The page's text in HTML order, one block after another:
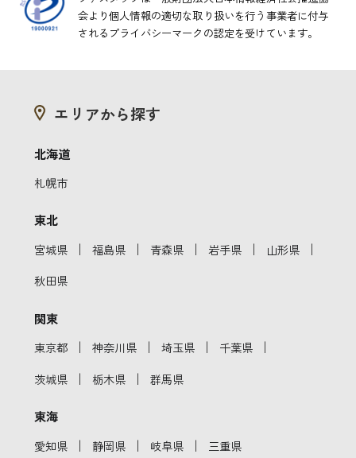
会より個人情報の適切な取り扱いを行う事業者に付与
されるプライバシーマークの認定を受けています。
エリアから探す
北海道
札幌市
東北
宮城県 ｜ 福島県 ｜ 青森県 ｜ 岩手県 ｜ 山形県 ｜
秋田県
関東
東京都 ｜ 神奈川県 ｜ 埼玉県 ｜ 千葉県 ｜
茨城県 ｜ 栃木県 ｜ 群馬県
東海
愛知県 ｜ 静岡県 ｜ 岐阜県 ｜ 三重県